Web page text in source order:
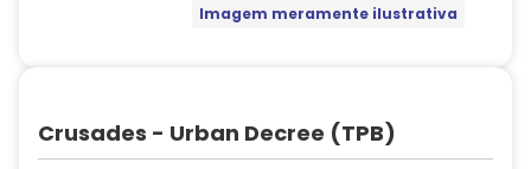
Imagem meramente ilustrativa
Crusades - Urban Decree (TPB)